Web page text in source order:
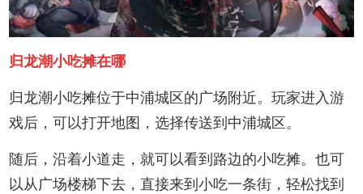
归龙潮小吃摊在哪
归龙潮小吃摊位于中浦城区的广场附近。玩家进入游
戏后，可以打开地图，选择传送到中浦城区。
随后，沿着小道走，就可以看到路边的小吃摊。也可
以从广场楼梯下去，直接来到小吃一条街，轻松找到